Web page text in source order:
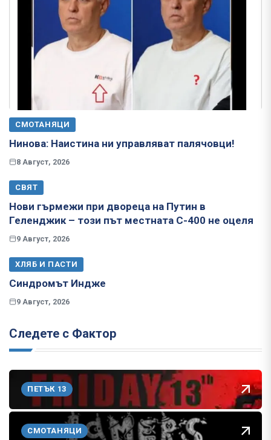
СМОТАНЯЦИ
Нинова: Наистина ни управляват палячовци!
8 Август, 2026
СВЯТ
Нови гърмежи при двореца на Путин в
Геленджик – този път местната С-400 не оцеля
9 Август, 2026
ХЛЯБ И ПАСТИ
Синдромът Индже
9 Август, 2026
Следете с Фактор
ПЕТЪК 13
СМОТАНЯЦИ